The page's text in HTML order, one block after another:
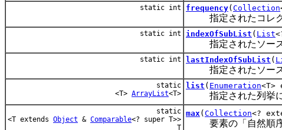
static int frequency( Collection
指定されたコレク
static int indexOfSubList ( List
指定されたソースリ
static int lastIndexOfSubList (
指定されたソース
static
<T> ArrayList<T>
list ( Enumeration<T>
指定された列挙に
static
<T extends Object & Comparable<? super T>>
T
max ( Collection<?
要素の「自然順序